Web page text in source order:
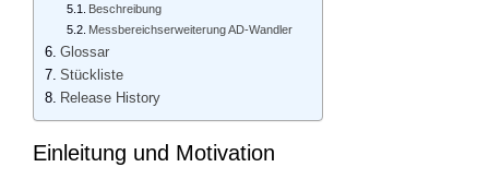
Beschreibung
Messbereichserweiterung AD-Wandler
Glossar
Stückliste
Release History
Einleitung und Motivation